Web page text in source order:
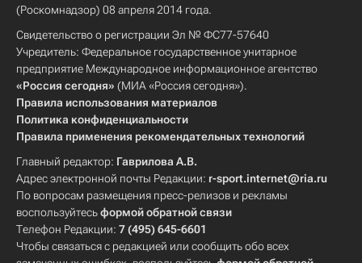
(Роскомнадзор) 08 апреля 2014 года.
Свидетельство о регистрации Эл № ФС77-57640
Учредитель: Федеральное государственное унитарное
предприятие Международное информационное агентство
«Россия сегодня» (МИА «Россия сегодня»).
Правила использования материалов
Политика конфиденциальности
Правила применения рекомендательных технологий
Главный редактор: Гаврилова А.В.
Адрес электронной почты Редакции: r-sport.internet@ria.ru
По вопросам размещения пресс-релизов и рекламы
воспользуйтесьформой обратной связи
Телефон Редакции: 7 (495) 645-6601
Чтобы связаться с редакцией или сообщить обо всех